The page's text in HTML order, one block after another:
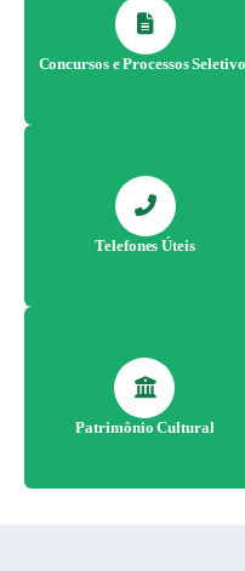
Concursos e Processos
Telefones Úteis
Patrimônio Cultural